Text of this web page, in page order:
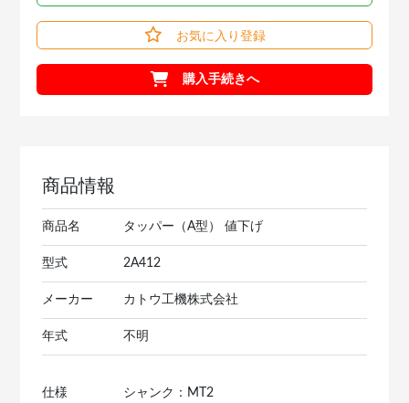
お気に入り登録
購入手続きへ
商品情報
商品名 タッパー（A型） 値下げ
型式 2A412
メーカー カトウ工機株式会社
年式 不明
仕様
シャンク：MT2